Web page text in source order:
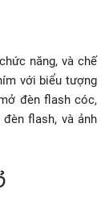
năng, và chế
với biểu tượng
đèn flash cóc,
flash, và ảnh